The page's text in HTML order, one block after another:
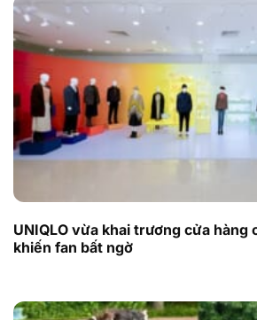
UNIQLO vừa khai trương cửa hàng
khiến fan bất ngờ